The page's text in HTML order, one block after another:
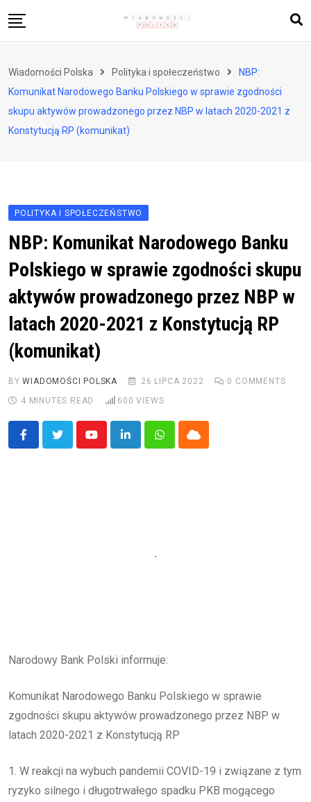
to
Zdrowie i styl życia
Polityka i społeczeństwo
Nauka i technologie
Wiadomości Polska Polityka i społeczeństwo
NBP:
Komunikat Narodowego Banku Polskiego w sprawie zgodności
skupu aktywów prowadzonego przez NBP w latach 2020-2021 z
Konstytucją RP (komunikat)
POLITYKA I SPOŁECZEŃSTWO
NBP: Komunikat Narodowego Banku
Polskiego w sprawie zgodności skupu
aktywów prowadzonego przez NBP w
latach 2020-2021 z Konstytucją RP
(komunikat)
BYWIADOMOŚCI POLSKA 26 LIPCA 2022 0 COMMENTS
4 MINUTES READ
600 VIEWS
YoutubeLinkedInWhatsappCloud
Narodowy Bank Polski informuje:
Komunikat Narodowego Banku Polskiego w sprawie
zgodności skupu aktywów prowadzonego przez NBP w
latach 2020-2021 z Konstytucją RP
1. W reakcji na wybuch pandemii COVID-19 i związane z tym
ryzyko silnego i długotrwałego spadku PKB mogącego